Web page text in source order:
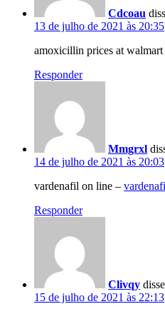
Cdcoau
13 de julho de 2021 às 20:35
amoxicillin prices at walmart
Responder
Mmgrxl
14 de julho de 2021 às 20:03
vardenafil on line –
Responder
Clivqy
15 de julho de 2021 às 22:13